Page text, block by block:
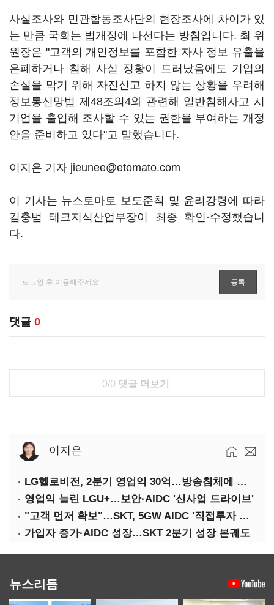
사실조사와 민관합동조사단의 현장조사에 차이가 있
는 만큼 국회는 법개정에 나선다는 방침입니다. 최 위
원장은 "고객의 개인정보를 포함한 자사 정보 유출을
은폐하거나 침해 사실 정황이 드러났음에도 기업의
손실을 막기 위해 자진신고 하지 않는 상황을 우려해
정보통신망법 제48조의4와 관련해 일반침해사고 시
기업을 출입해 조사할 수 있는 권한을 부여하는 개정
안을 준비하고 있다"고 말했습니다.
이지은 기자 jieunee@etomato.com
이 기사는 뉴스토마토 보도준칙 및 윤리강령에 따라
김충범 테크지식산업부장이 최종 확인·수정했습니
다.
댓글 0
0/0 댓글 더보기
이지은
LG헬로비전, 2분기 영업익 30억…방송침체에 교육용 단말 시장도 축소
영업익 늘린 LGU+…보안·AIDC '신사업 드라이브'
"고객 먼저 확보"…SKT, 5GW AIDC '직접투자 최소화'
가입자 증가·AIDC 성장…SKT 2분기 성장 본궤도
뉴스리듬